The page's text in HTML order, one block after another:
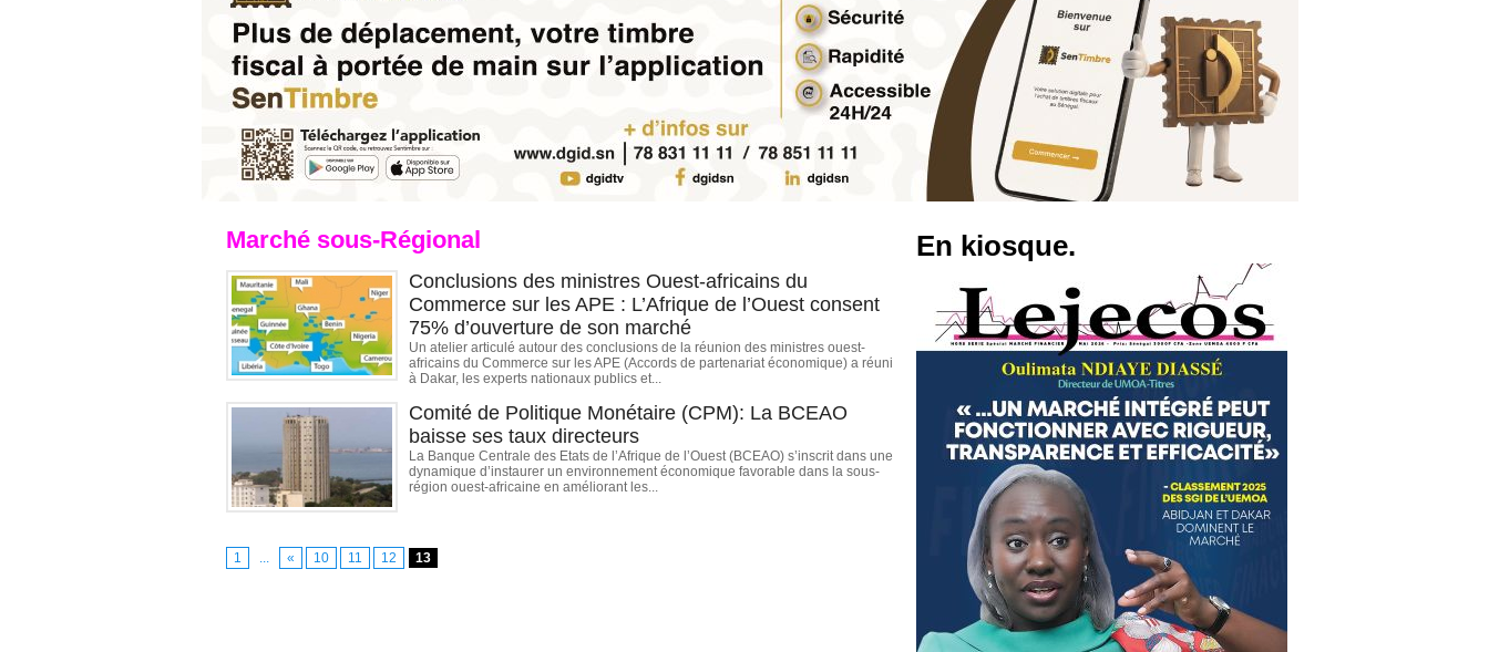
Marché sous-Régional
Conclusions des ministres Ouest-africains du
Commerce sur les APE : L’Afrique de l’Ouest consent
75% d’ouverture de son marché
Un atelier articulé autour des conclusions de la réunion des ministres ouest-
africains du Commerce sur les APE (Accords de partenariat économique) a réuni
à Dakar, les experts nationaux publics et...
Comité de Politique Monétaire (CPM): La BCEAO
baisse ses taux directeurs
La Banque Centrale des Etats de l’Afrique de l’Ouest (BCEAO) s’inscrit dans une
dynamique d’instaurer un environnement économique favorable dans la sous-
région ouest-africaine en améliorant les...
1 ... « 10 11 12 13
En kiosque.